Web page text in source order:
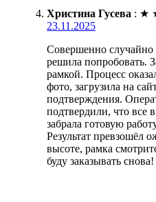
Христина Гусева : ★
23.11.2025
Совершенно случайно
решила попробовать.
рамкой. Процесс
фото, загрузила на
подтверждения.
подтвердили, что все
забрала готовую
Результат превзошёл
высоте, рамка
буду заказывать снова!